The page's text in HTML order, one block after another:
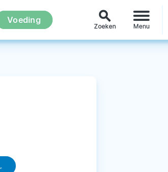
Voeding search
Zoeken Menu